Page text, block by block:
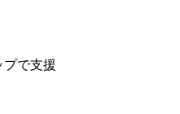
プで支援